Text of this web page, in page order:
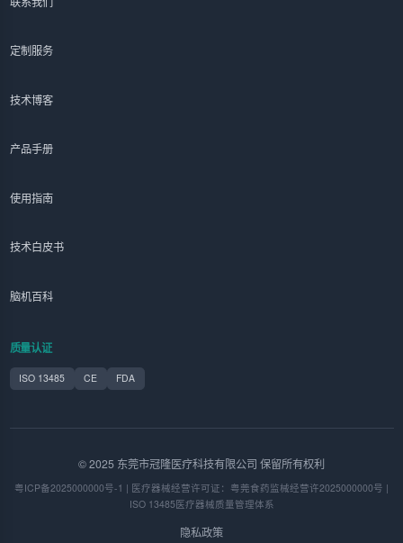
定制服务
技术博客
产品手册
使用指南
技术白皮书
脑机百科
质量认证
ISO 13485 CE FDA
© 2025 东莞市冠隆医疗科技有限公司 保留所有权利
粤ICP备2025000000号-1 | 医疗器械经营许可证：粤莞食药监械经营许2025000000号 |
ISO 13485医疗器械质量管理体系
隐私政策